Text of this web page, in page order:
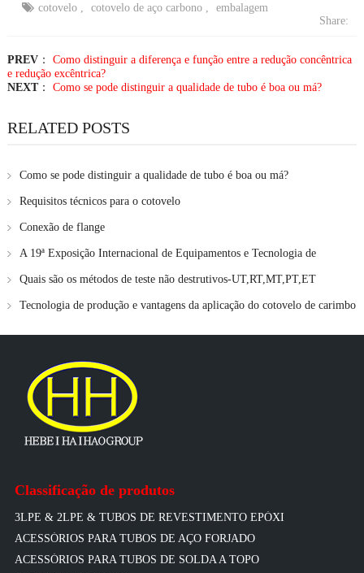
cotovelo, cotovelo de aço carbono,
embalagem
Share:
PREV： Como distinguir a diferença e função entre a redução concêntrica
e redução excêntrica?
NEXT： Como se pode distinguir a qualidade de tubo é boa ou má?
RELATED POSTS
Como se pode distinguir a qualidade de tubo é boa ou má?
Requisitos técnicos para o cotovelo
Conexão de flange
A 19ª Exposição Internacional de Equipamentos e Tecnologia de
Petróleo e Gás
Quais são os métodos de teste não destrutivos-UT,RT,MT,PT,ET
Tecnologia de produção e vantagens da aplicação do cotovelo de carimbo
Classificação de produtos
3LPE & 2LPE & TUBOS DE REVESTIMENTO EPÓXI
ACESSÓRIOS PARA TUBOS DE AÇO FORJADO
ACESSÓRIOS PARA TUBOS DE SOLDA A TOPO